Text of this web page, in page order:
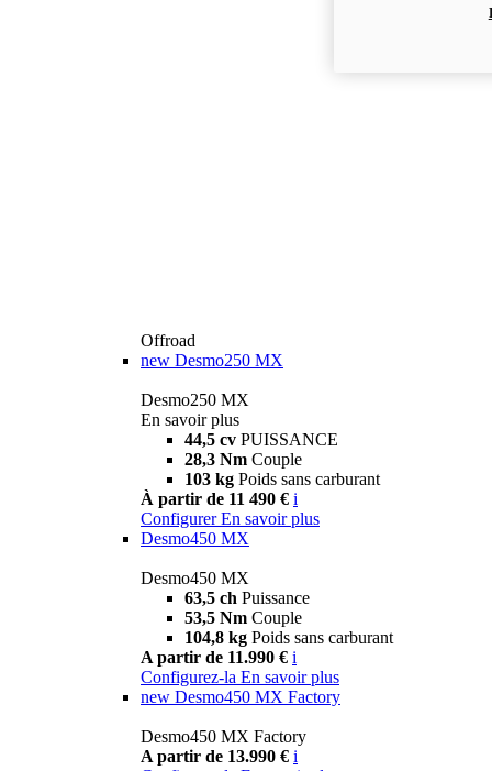
Offroad
new Desmo250 MX
Desmo250 MX
En savoir plus
44,5 cv PUISSANCE
28,3 Nm Couple
103 kg Poids sans carburant
À partir de 11 490 € i
Configurer En savoir plus
Desmo450 MX
Desmo450 MX
63,5 ch Puissance
53,5 Nm Couple
104,8 kg Poids sans carburant
A partir de 11.990 € i
Configurez-la En savoir plus
new Desmo450 MX Factory
Desmo450 MX Factory
A partir de 13.990 € i